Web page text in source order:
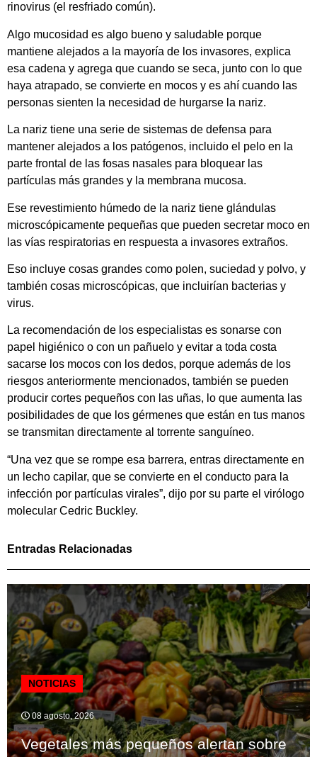
rinovirus (el resfriado común).
Algo mucosidad es algo bueno y saludable porque
mantiene alejados a la mayoría de los invasores, explica
esa cadena y agrega que cuando se seca, junto con lo que
haya atrapado, se convierte en mocos y es ahí cuando las
personas sienten la necesidad de hurgarse la nariz.
La nariz tiene una serie de sistemas de defensa para
mantener alejados a los patógenos, incluido el pelo en la
parte frontal de las fosas nasales para bloquear las
partículas más grandes y la membrana mucosa.
Ese revestimiento húmedo de la nariz tiene glándulas
microscópicamente pequeñas que pueden secretar moco en
las vías respiratorias en respuesta a invasores extraños.
Eso incluye cosas grandes como polen, suciedad y polvo, y
también cosas microscópicas, que incluirían bacterias y
virus.
La recomendación de los especialistas es sonarse con
papel higiénico o con un pañuelo y evitar a toda costa
sacarse los mocos con los dedos, porque además de los
riesgos anteriormente mencionados, también se pueden
producir cortes pequeños con las uñas, lo que aumenta las
posibilidades de que los gérmenes que están en tus manos
se transmitan directamente al torrente sanguíneo.
“Una vez que se rompe esa barrera, entras directamente en
un lecho capilar, que se convierte en el conducto para la
infección por partículas virales”, dijo por su parte el virólogo
molecular Cedric Buckley.
Entradas Relacionadas
NOTICIAS
08 agosto, 2026
Vegetales más pequeños alertan sobre